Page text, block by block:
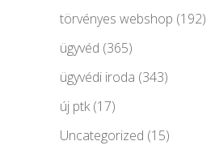
törvényes webshop (192)
ügyvéd (365)
ügyvédi iroda (343)
új ptk(17)
Uncategorized (15)